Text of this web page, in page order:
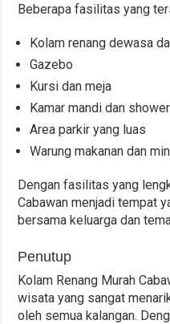
Beberapa fasilitas yang
Kolam renang dewasa
Gazebo
Kursi dan meja
Kamar mandi dan shower
Area parkir yang luas
Warung makanan dan
Dengan fasilitas yang
Cabawan menjadi tempat
bersama keluarga dan
Penutup
Kolam Renang Murah
wisata yang sangat
oleh semua kalangan.